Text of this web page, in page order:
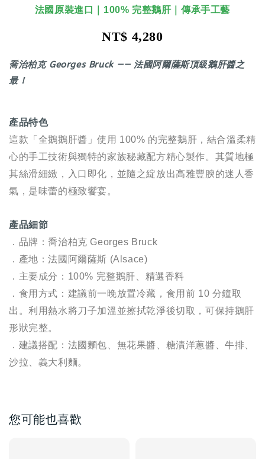
法國原裝進口｜100% 完整鵝肝｜傳承手工藝
NT$ 4,280
喬治柏克 Georges Bruck —— 法國阿爾薩斯頂級鵝肝醬之
最！
產品特色
這款「全鵝鵝肝醬」使用 100% 的完整鵝肝，結合溫柔精
心的手工技術與獨特的家族秘藏配方精心製作。其質地極
其絲滑細緻，入口即化，並隨之綻放出高雅豐腴的迷人香
氣，是味蕾的極致饗宴。
產品細節
．品牌：喬治柏克 Georges Bruck
．產地：法國阿爾薩斯 (Alsace)
． 主要成分：100% 完整鵝肝、精選香料
． 食用方式：建議前一晚放置冷藏，食用前 10 分鐘取
出。利用熱水將刀子加溫並擦拭乾淨後切取，可保持鵝肝
形狀完整。
． 建議搭配：法國麵包、無花果醬、糖漬洋蔥醬、牛排、
沙拉、義大利麵。
您可能也喜歡